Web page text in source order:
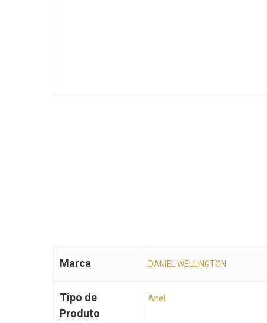
Marca DANIEL WELLINGTON
Tipo de
Produto
Anel